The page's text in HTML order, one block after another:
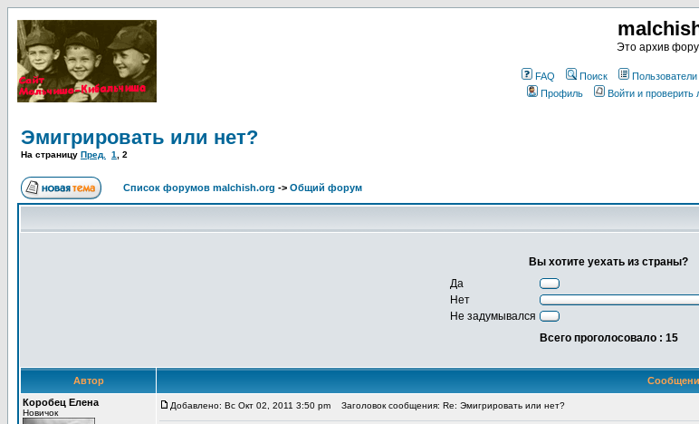
Это архив
FAQ Поиск Пользователи
Профиль
Войти и
Эмигрировать или нет?
На страницу Пред. 1 2
Список форумов malchish.org -> Общий форум
Вы хотите уехать из страны?
Да
Нет
Не задумывался
Всего проголосовало : 15
Автор
Коробец Елена
Новичок
Добавлено: Вс Окт 02, 2011 3:50 pm Заголовок сообщения: Re: Эмигрировать или нет?